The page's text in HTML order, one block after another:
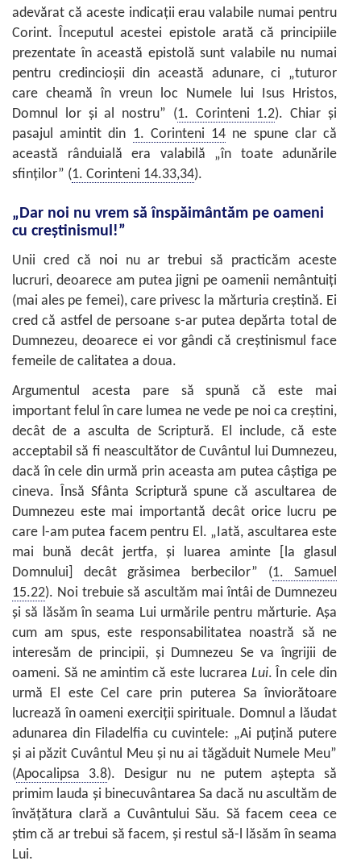
adevărat că aceste indicaţii erau valabile numai pentru
Corint. Începutul acestei epistole arată că principiile
prezentate în această epistolă sunt valabile nu numai
pentru credincioşii din această adunare, ci „tuturor
care cheamă în vreun loc Numele lui Isus Hristos,
Domnul lor şi al nostru” (1. Corinteni 1.2). Chiar şi
pasajul amintit din 1. Corinteni 14 ne spune clar că
această rânduială era valabilă „în toate adunările
sfinţilor” (1. Corinteni 14.33,34).
„Dar noi nu vrem să înspăimântăm pe oameni
cu creştinismul!”
Unii cred că noi nu ar trebui să practicăm aceste
lucruri, deoarece am putea jigni pe oamenii nemântuiţi
(mai ales pe femei), care privesc la mărturia creştină. Ei
cred că astfel de persoane s-ar putea depărta total de
Dumnezeu, deoarece ei vor gândi că creştinismul face
femeile de calitatea a doua.
Argumentul acesta pare să spună că este mai
important felul în care lumea ne vede pe noi ca creştini,
decât de a asculta de Scriptură. El include, că este
acceptabil să fi neascultător de Cuvântul lui Dumnezeu,
dacă în cele din urmă prin aceasta am putea câştiga pe
cineva. Însă Sfânta Scriptură spune că ascultarea de
Dumnezeu este mai importantă decât orice lucru pe
care l-am putea facem pentru El. „Iată, ascultarea este
mai bună decât jertfa, şi luarea aminte [la glasul
Domnului] decât grăsimea berbecilor” (1. Samuel
15.22). Noi trebuie să ascultăm mai întâi de Dumnezeu
şi să lăsăm în seama Lui urmările pentru mărturie. Aşa
cum am spus, este responsabilitatea noastră să ne
interesăm de principii, şi Dumnezeu Se va îngrijii de
oameni. Să ne amintim că este lucrarea Lui. În cele din
urmă El este Cel care prin puterea Sa înviorătoare
lucrează în oameni exerciţii spirituale. Domnul a lăudat
adunarea din Filadelfia cu cuvintele: „Ai puţină putere
şi ai păzit Cuvântul Meu şi nu ai tăgăduit Numele Meu”
(Apocalipsa 3.8). Desigur nu ne putem aştepta să
primim lauda şi binecuvântarea Sa dacă nu ascultăm de
învăţătura clară a Cuvântului Său. Să facem ceea ce
ştim că ar trebui să facem, şi restul să-l lăsăm în seama
Lui.